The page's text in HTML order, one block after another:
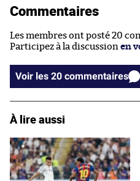
Commentaires
Les membres ont posté 20
Participez à la discussion en
Voir les 20 commentaires
À lire aussi